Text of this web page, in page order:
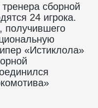
сборной
24 игрока.
получившего
«Истиклола»